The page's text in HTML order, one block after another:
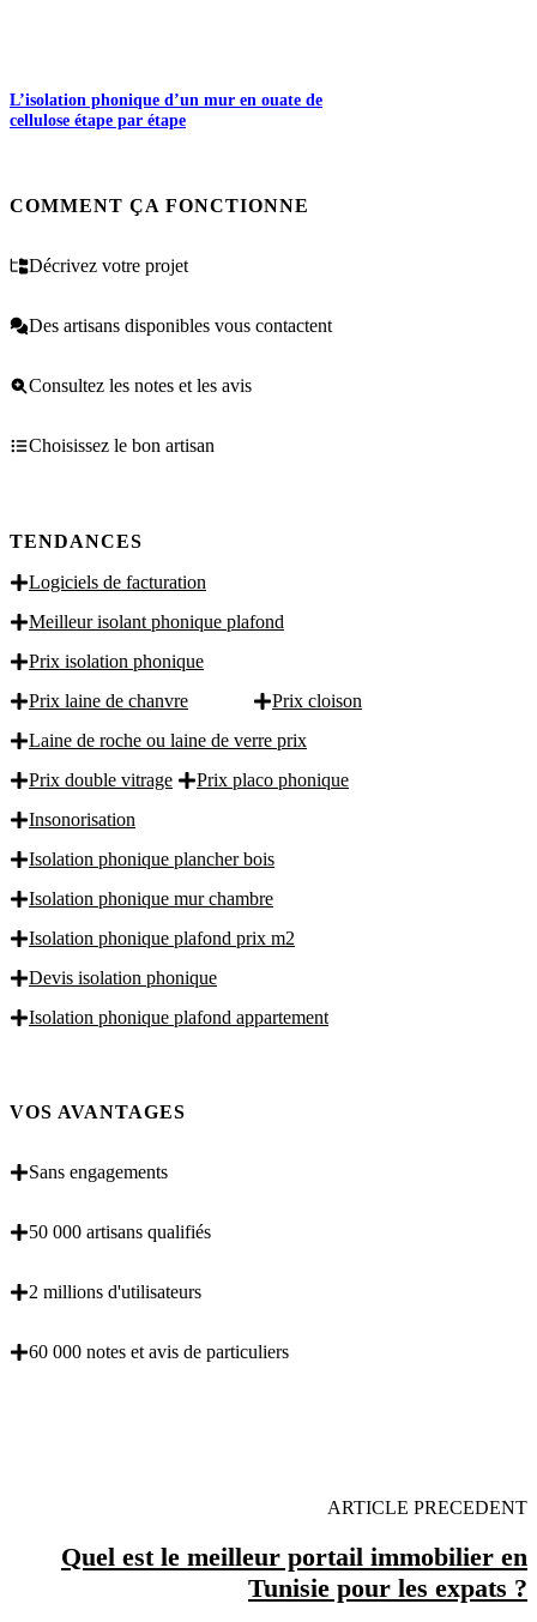
L’isolation phonique d’un mur en ouate de
cellulose étape par étape
COMMENT ÇA FONCTIONNE
Décrivez votre projet
Des artisans disponibles vous contactent
Consultez les notes et les avis
Choisissez le bon artisan
TENDANCES
Logiciels de facturation
Meilleur isolant phonique plafond
Prix isolation phonique
Prix laine de chanvre
Prix cloison
Laine de roche ou laine de verre prix
Prix double vitrage
Prix placo phonique
Insonorisation
Isolation phonique plancher bois
Isolation phonique mur chambre
Isolation phonique plafond prix m2
Devis isolation phonique
Isolation phonique plafond appartement
VOS AVANTAGES
Sans engagements
50 000 artisans qualifiés
2 millions d'utilisateurs
60 000 notes et avis de particuliers
ARTICLE PRECEDENT
Quel est le meilleur portail immobilier en
Tunisie pour les expats ?